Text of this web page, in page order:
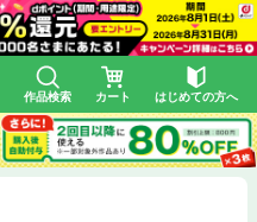
作品検索 カート はじめての方へ